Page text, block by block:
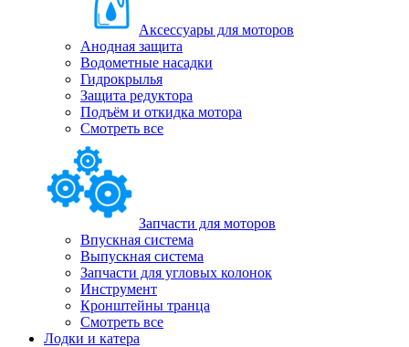
Аксессуары для моторов
Анодная защита
Водометные насадки
Гидрокрылья
Защита редуктора
Подъём и откидка мотора
Смотреть все
Запчасти для моторов
Впускная система
Выпускная система
Запчасти для угловых колонок
Инструмент
Кронштейны транца
Смотреть все
Лодки и катера